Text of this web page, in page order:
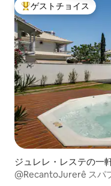
大好評のゲストチョイ
ゲストチョイス
ジュレレ・レステの一